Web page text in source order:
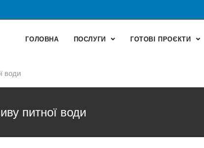
ГОЛОВНА ПОСЛУГИ ГОТОВІ ПРОЄКТИ
води
питної води